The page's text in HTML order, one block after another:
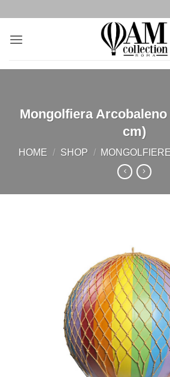
contenuti
Mongolfiera Arcobaleno
cm)
HOME / SHOP / MONGOLFIERE